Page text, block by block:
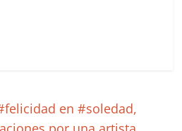
en #soledad,